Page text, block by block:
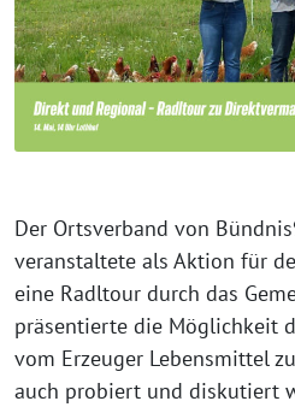
Der Ortsverband von
veranstaltete als Aktion für
eine Radltour durch das
präsentierte die Möglichkeit
vom Erzeuger Lebensmittel
auch probiert und diskutiert